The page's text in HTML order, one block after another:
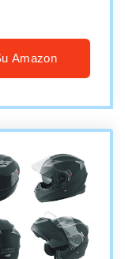
Amazon